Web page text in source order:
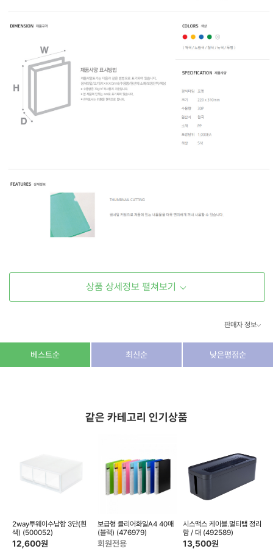
고투명 클리어홀더는 투명도가 우수하고
표지
상품 상세정보 펼쳐보기
판매자 정보
상호/대표자 (주) 동이커머스
경기도 고양시 덕양구 꽃마을로64, 1235호
베스트순 최신순 낮은평점순
같은 카테고리 인기상품
2way투웨이수납함 3단(흰
색) (500052)
12,600원
보급형 클리어화일A4 40매
(블랙) (476979)
회원전용
시스맥스 케이블.멀티탭 정리
함 / 대 (492589)
13,500원